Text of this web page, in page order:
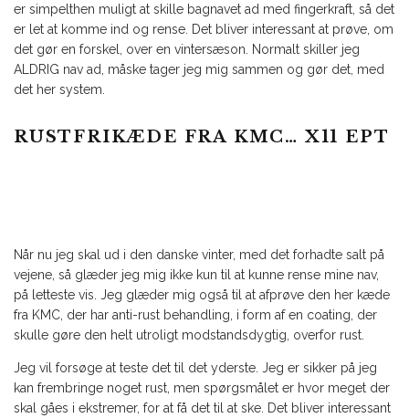
er simpelthen muligt at skille bagnavet ad med fingerkraft, så det
er let at komme ind og rense. Det bliver interessant at prøve, om
det gør en forskel, over en vintersæson. Normalt skiller jeg
ALDRIG nav ad, måske tager jeg mig sammen og gør det, med
det her system.
RUSTFRIKÆDE FRA KMC… X11 EPT
Når nu jeg skal ud i den danske vinter, med det forhadte salt på
vejene, så glæder jeg mig ikke kun til at kunne rense mine nav,
på letteste vis. Jeg glæder mig også til at afprøve den her kæde
fra KMC, der har anti-rust behandling, i form af en coating, der
skulle gøre den helt utroligt modstandsdygtig, overfor rust.
Jeg vil forsøge at teste det til det yderste. Jeg er sikker på jeg
kan frembringe noget rust, men spørgsmålet er hvor meget der
skal gåes i ekstremer, for at få det til at ske. Det bliver interessant